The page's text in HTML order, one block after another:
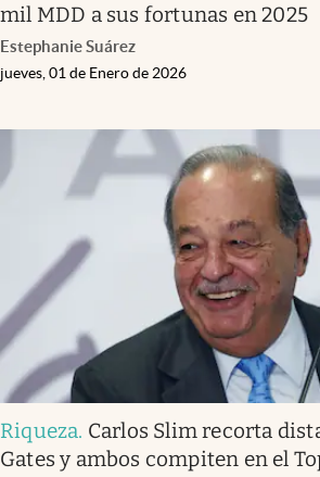
mil MDD a sus fortunas en 2025
Estephanie Suárez
jueves, 01 de Enero de 2026
Riqueza. Carlos Slim recorta
Gates y ambos compiten en el